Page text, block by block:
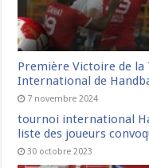
Première Victoire de la
International de
7 novembre 2024
tournoi international
liste des joueurs
30 octobre 2023